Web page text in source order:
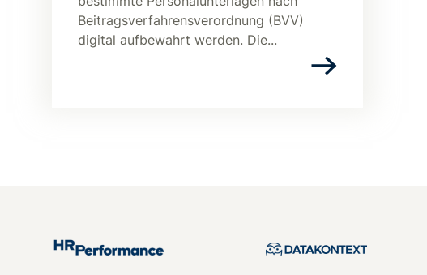
Beitragsverfahrensverordnung (BVV)
digital aufbewahrt werden. Die...